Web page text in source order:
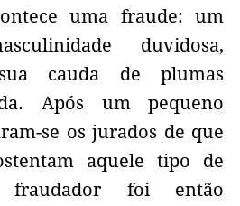
uma fraude: um
duvidosa,
cauda de plumas
Após um pequeno
se os jurados de que
aquele tipo de
fraudador foi então